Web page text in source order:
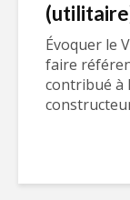
Évoquer le
faire
contribué à